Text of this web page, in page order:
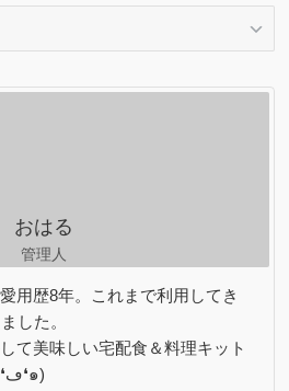
おはる
管理人
用歴8年。これまで利用してき
した。
て美味しい宅配食＆料理キット
をご紹介しています(๑❛ڡ❛๑)